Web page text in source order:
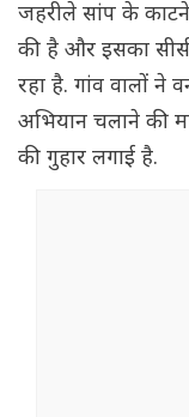
जहरीले सांप के काटने
की है और इसका
रहा है. गांव वालों
अभियान चलाने की
की गुहार लगाई है.